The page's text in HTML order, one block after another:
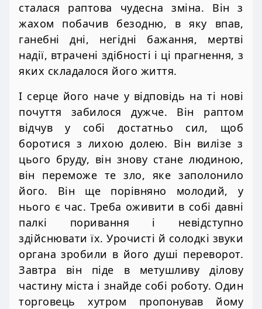
сталася раптова чудесна зміна. Він з
жахом побачив безодню, в яку впав,
ганебні дні, негідні бажання, мертві
надії, втрачені здібності і ці прагнення, з
яких складалося його життя.
І серце його наче у відповідь на ті нові
почуття забилося дужче. Він раптом
відчув у собі достатньо сил, щоб
боротися з лихою долею. Він вилізе з
цього бруду, він знову стане людиною,
він переможе те зло, яке заполонило
його. Він ще порівняно молодий, у
нього є час. Треба оживити в собі давні
палкі поривання і невідступно
здійснювати їх. Урочисті й солодкі звуки
органа зробили в його душі переворот.
Завтра він піде в метушливу ділову
частину міста і знайде собі роботу. Один
торговець хутром пропонував йому